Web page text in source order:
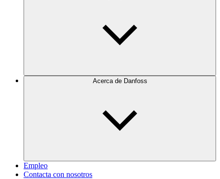
Acerca de Danfoss
Empleo
Contacta con nosotros